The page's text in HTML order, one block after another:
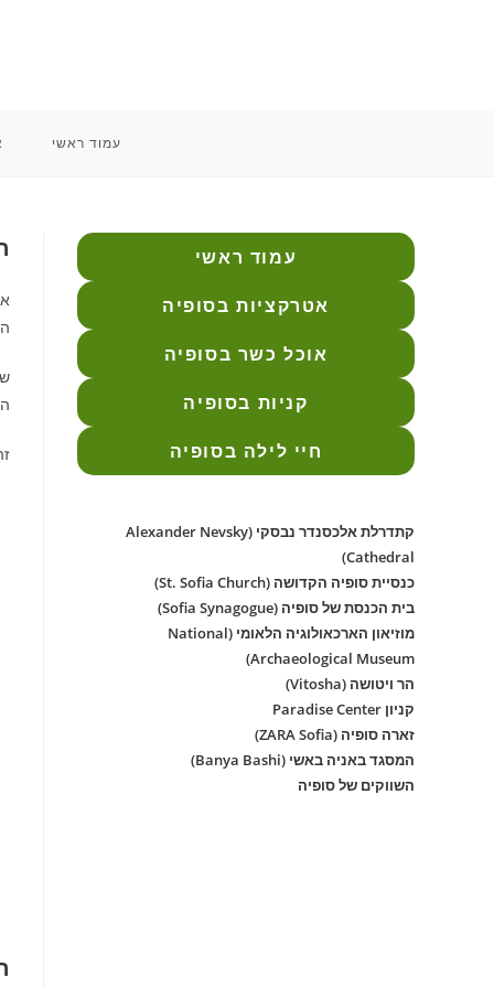
עמוד ראשי
עמוד ראשי
אטרקציות בסופיה
אוכל כשר בסופיה
קניות בסופיה
חיי לילה בסופיה
קתדרלת אלכסנדר נבסקי (Alexander Nevsky
Cathedral)
כנסיית סופיה הקדושה (St. Sofia Church)
בית הכנסת של סופיה (Sofia Synagogue)
מוזיאון הארכאולוגיה הלאומי (National
Archaeological Museum)
הר ויטושה (Vitosha)
קניון Paradise Center
זארה סופיה (ZARA Sofia)
המסגד באניה באשי (Banya Bashi)
השווקים של סופיה